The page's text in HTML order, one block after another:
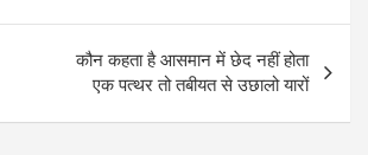
कौन कहता है आसमान में छेद नहीं होता
एक पत्थर तो तबीयत से उछालो यारों